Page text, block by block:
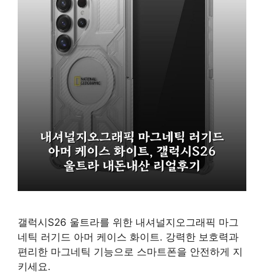
갤럭시S26 울트라를 위한 내셔널지오그래픽 마그
네틱 러기드 아머 케이스 화이트. 강력한 보호력과
편리한 마그네틱 기능으로 스마트폰을 안전하게 지
키세요.